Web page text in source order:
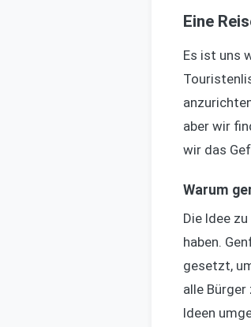
Eine
Es ist uns
aber wir
wir das
Warum
Die Idee
haben.
gesetzt,
alle
Ideen